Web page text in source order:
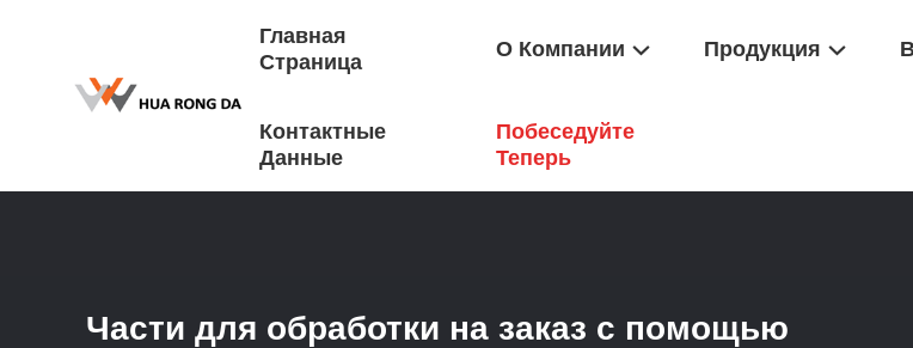
Главная
Страница
О Компании Продукция
Контактные
Данные
Побеседуйте
Теперь
Продукция / Запчасти Для Обработки С ЧПУ / Части Для Обработки На Заказ С
Части для обработки на заказ с помощью